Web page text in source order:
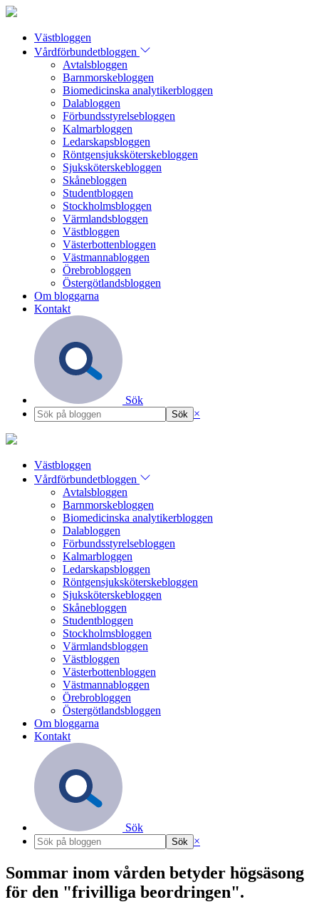
Västbloggen
Vårdförbundetbloggen
Avtalsbloggen
Barnmorskebloggen
Biomedicinska analytikerbloggen
Dalabloggen
Förbundsstyrelsebloggen
Kalmarbloggen
Ledarskapsbloggen
Röntgensjuksköterskebloggen
Sjuksköterskebloggen
Skånebloggen
Studentbloggen
Stockholmsbloggen
Värmlandsbloggen
Västbloggen
Västerbottenbloggen
Västmannabloggen
Örebrobloggen
Östergötlandsbloggen
Om bloggarna
Kontakt
Sök
×
Västbloggen
Vårdförbundetbloggen
Avtalsbloggen
Barnmorskebloggen
Biomedicinska analytikerbloggen
Dalabloggen
Förbundsstyrelsebloggen
Kalmarbloggen
Ledarskapsbloggen
Röntgensjuksköterskebloggen
Sjuksköterskebloggen
Skånebloggen
Studentbloggen
Stockholmsbloggen
Värmlandsbloggen
Västbloggen
Västerbottenbloggen
Västmannabloggen
Örebrobloggen
Östergötlandsbloggen
Om bloggarna
Kontakt
Sök
×
Sommar inom vården betyder högsäsong
för den "frivilliga beordringen".